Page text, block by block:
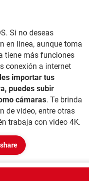
Si no deseas
en línea, aunque toma
tiene más funciones
conexión a internet
importar tus
puedes subir
cámaras. Te brinda
de video, entre otras
trabaja con video 4K.